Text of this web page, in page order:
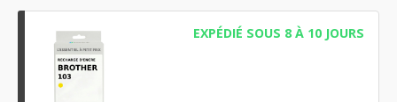
EXPÉDIÉ SOUS 8 À 10 JOURS